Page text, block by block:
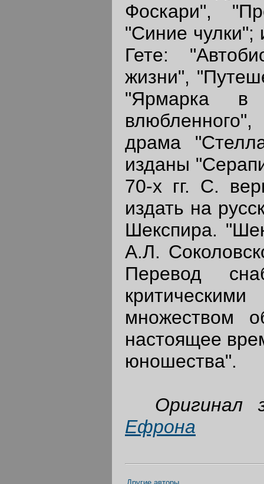
Фоскари",
"Синие
Гете:
жизни",
"Ярмарка в
драма
изданы
70-х гг. С.
издать на
Шекспира.
А.Л.
Перевод
множеством
настоящее
юношества".
Ефрона